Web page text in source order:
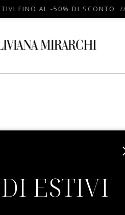
FINO AL -50% DI SCONTO
ESTIVI